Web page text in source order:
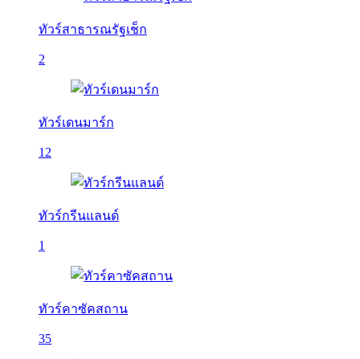
ทัวร์สาธารณรัฐเช็ก
2
ทัวร์เดนมาร์ก
12
ทัวร์กรีนแลนด์
1
ทัวร์คาซัคสถาน
35